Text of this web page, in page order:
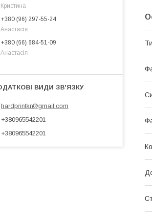
Кристина
+380 (96) 297-55-24
Анастасія
+380 (66) 684-51-09
Анастасія
hardprintkr@gmail.com
+380965542201
+380965542201